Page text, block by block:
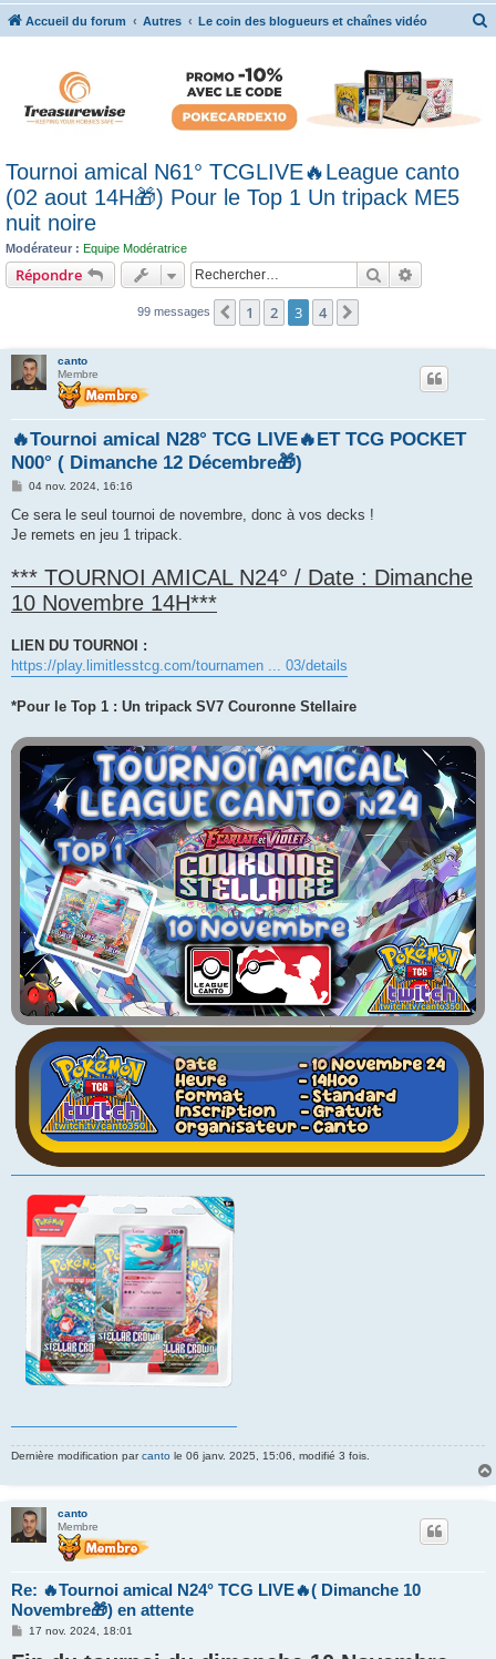
Accueil du forum Autres Le coin des blogueurs et chaînes vidéo
Tournoi amical N61° TCGLIVE🔥League canto
(02 aout 14H🎁) Pour le Top 1 Un tripack ME5
nuit noire
Modérateur : Equipe Modératrice
Répondre Rechercher
99 messages Précédent
1 2 3 4
canto
Membre
🔥Tournoi amical N28° TCG LIVE🔥ET TCG POCKET
N00° ( Dimanche 12 Décembre🎁)
M
s
a
04 nov. 2024, 16:16
Ce sera le seul tournoi de novembre, donc à vos decks !
Je remets en jeu 1 tripack.
*** TOURNOI AMICAL N24° / Date : Dimanche
10 Novembre 14H***
LIEN DU TOURNOI :
https://play.limitlesstcg.com/tournamen ... 03/details
*Pour le Top 1 : Un tripack SV7 Couronne Stellaire
Dernière modification parcanto le 06 janv. 2025, 15:06, modifié 3 fois.
canto
Membre
Re: 🔥Tournoi amical N24° TCG LIVE🔥( Dimanche 10
Novembre🎁) en attente
M
s
17 nov. 2024, 18:01